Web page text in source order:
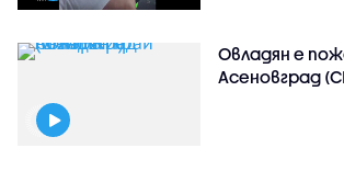
Овладян е
Асеновград